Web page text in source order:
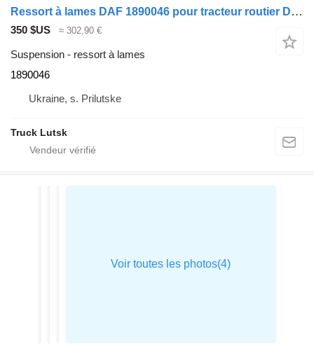
Ressort à lames DAF 1890046 pour tracteur routier DAF XF106 CF85
350 $US ≈ 302,90 €
Suspension - ressort à lames
1890046
Ukraine, s. Prilutske
Truck Lutsk